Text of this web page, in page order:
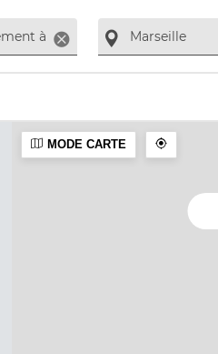
Supprimer
MODE CARTE